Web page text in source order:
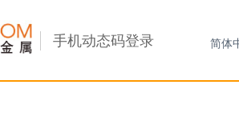
手机动态码登录